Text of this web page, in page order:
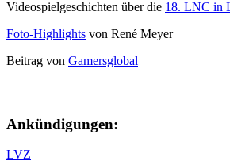
Videospielgeschichten über die 18. LNC in
Foto-Highlights von René Meyer
Beitrag von Gamersglobal
Ankündigungen:
LVZ